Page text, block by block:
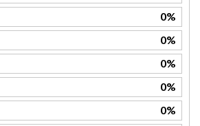
0%
0%
0%
0%
0%